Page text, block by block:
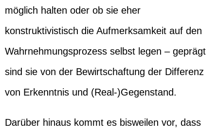
möglich halten oder ob sie eher
konstruktivistisch die Aufmerksamkeit auf den
Wahrnehmungsprozess selbst legen – geprägt
sind sie von der Bewirtschaftung der Differenz
von Erkenntnis und (Real-)Gegenstand.
Darüber hinaus kommt es bisweilen vor, dass